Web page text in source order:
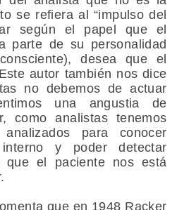
se refiera al “impulso del
según el papel que el
parte de su personalidad
desea que el
autor también nos dice
no debemos de actuar
una angustia de
como analistas tenemos
para conocer
y poder detectar
que el paciente nos está
que en 1948 Racker